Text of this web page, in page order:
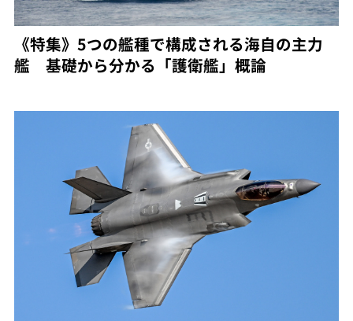
《特集》5つの艦種で構成される海自の主力
艦 基礎から分かる「護衛艦」概論